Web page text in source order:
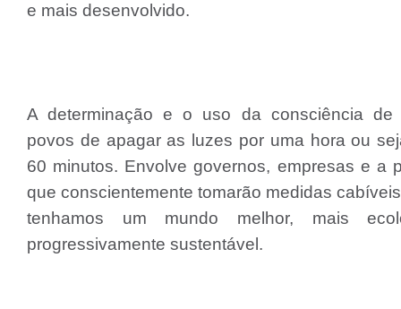
e mais desenvolvido.
A determinação e o uso da consciência de
povos de apagar as luzes por uma hora ou
60 minutos. Envolve governos, empresas e a
que conscientemente tomarão medidas
tenhamos um mundo melhor, mais
progressivamente sustentável.